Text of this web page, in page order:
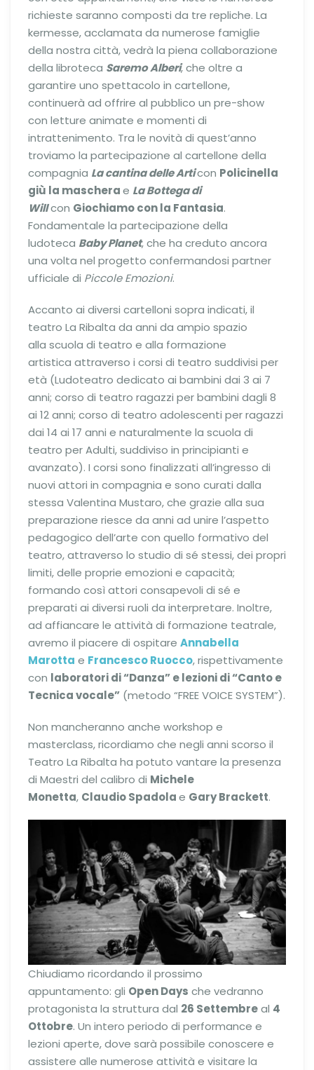
richieste saranno composti da tre repliche. La
kermesse, acclamata da numerose famiglie
della nostra città, vedrà la piena collaborazione
della libroteca Saremo Alberi, che oltre a
garantire uno spettacolo in cartellone,
continuerà ad offrire al pubblico un pre-show
con letture animate e momenti di
intrattenimento. Tra le novità di quest’anno
troviamo la partecipazione al cartellone della
compagnia La cantina delle Articon Policinella
giù la mascherae La Bottega di
Willcon Giochiamo con la Fantasia.
Fondamentale la partecipazione della
ludoteca Baby Planet, che ha creduto ancora
una volta nel progetto confermandosi partner
ufficiale di Piccole Emozioni.
Accanto ai diversi cartelloni sopra indicati, il
teatro La Ribalta da anni da ampio spazio
alla scuola di teatro e alla formazione
artistica attraverso i corsi di teatro suddivisi per
età (Ludoteatro dedicato ai bambini dai 3 ai 7
anni; corso di teatro ragazzi per bambini dagli 8
ai 12 anni; corso di teatro adolescenti per ragazzi
dai 14 ai 17 anni e naturalmente la scuola di
teatro per Adulti, suddiviso in principianti e
avanzato). I corsi sono finalizzati all’ingresso di
nuovi attori in compagnia e sono curati dalla
stessa Valentina Mustaro, che grazie alla sua
preparazione riesce da anni ad unire l’aspetto
pedagogico dell’arte con quello formativo del
teatro, attraverso lo studio di sé stessi, dei propri
limiti, delle proprie emozioni e capacità;
formando così attori consapevoli di sé e
preparati ai diversi ruoli da interpretare. Inoltre,
ad affiancare le attività di formazione teatrale,
avremo il piacere di ospitare Annabella
Marotta e Francesco Ruocco, rispettivamente
con laboratori di “Danza” e lezioni di “Canto e
Tecnica vocale” (metodo “FREE VOICE SYSTEM”).
Non mancheranno anche workshop e
masterclass, ricordiamo che negli anni scorso il
Teatro La Ribalta ha potuto vantare la presenza
di Maestri del calibro di Michele
Monetta, Claudio Spadolae Gary Brackett.
Chiudiamo ricordando il prossimo
appuntamento: gli Open Days che vedranno
protagonista la struttura dal 26 Settembreal 4
Ottobre. Un intero periodo di performance e
lezioni aperte, dove sarà possibile conoscere e
assistere alle numerose attività e visitare la